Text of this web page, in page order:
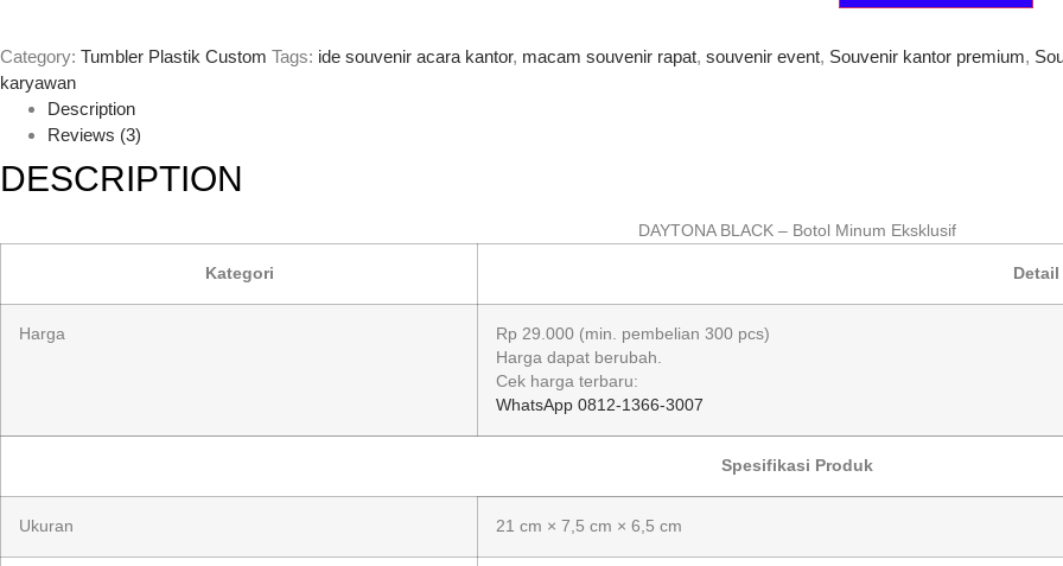
Category: Tumbler Plastik Custom Tags: ide souvenir acara kantor, macam souvenir rapat, souvenir event, Souvenir kantor premium,
karyawan
Description
Reviews (3)
DESCRIPTION
DAYTONA BLACK – Botol Minum Eksklusif
Kategori Detail
Harga Rp 29.000 (min. pembelian 300 pcs)
Harga dapat berubah.
Cek harga terbaru:
WhatsApp 0812-1366-3007
Spesifikasi Produk
Ukuran 21 cm × 7,5 cm × 6,5 cm